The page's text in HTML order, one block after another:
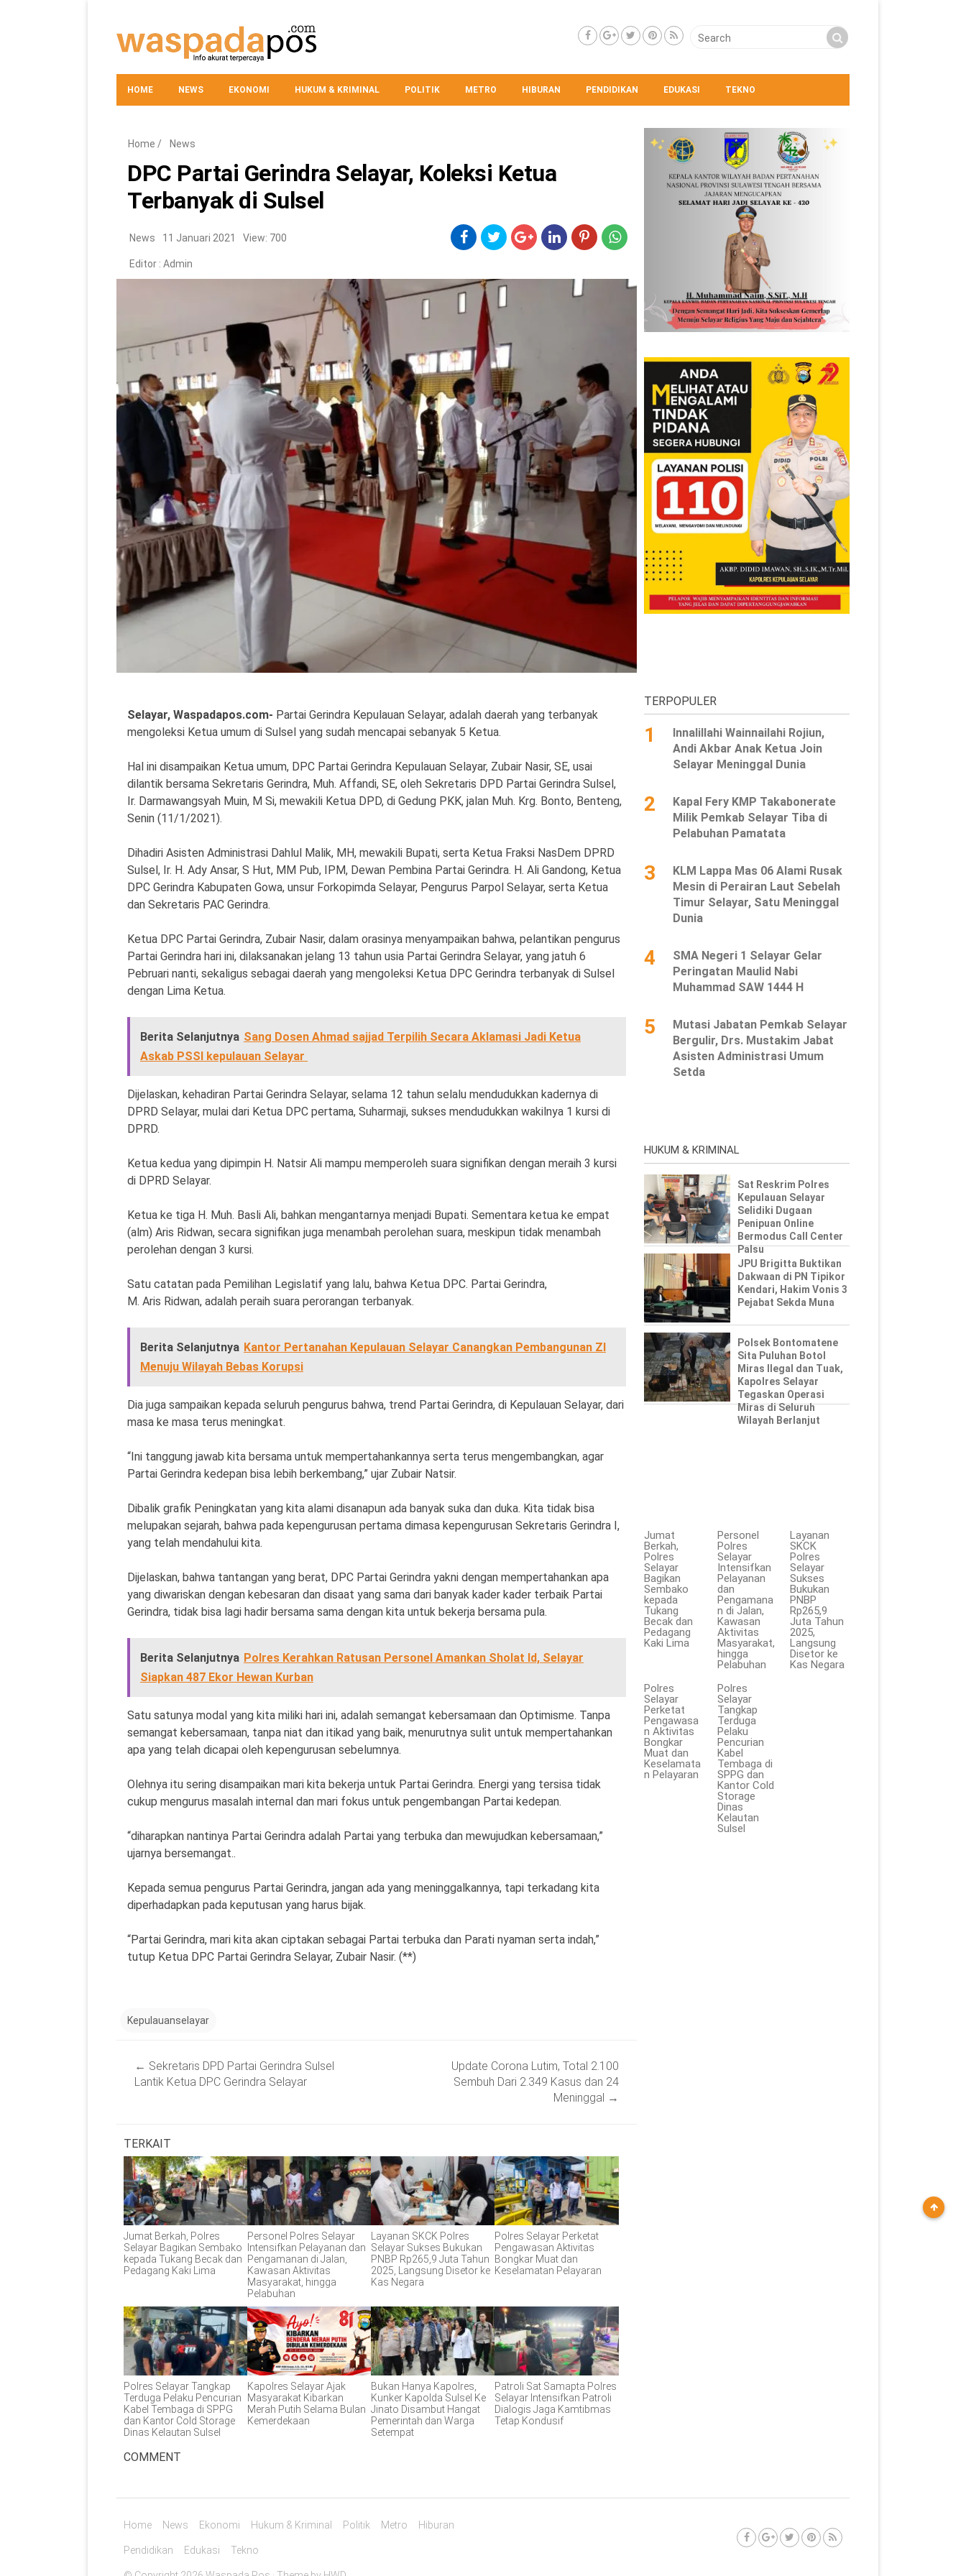
HOME NEWS EKONOMI HUKUM & KRIMINAL POLITIK METRO HIBURAN PENDIDIKAN EDUKASI TEKNO
Home / News
DPC Partai Gerindra Selayar, Koleksi Ketua
Terbanyak di Sulsel
News 11 Januari 2021 View: 700
Editor : Admin
Selayar, Waspadapos.com- Partai Gerindra Kepulauan Selayar, adalah daerah yang terbanyak
mengoleksi Ketua umum di Sulsel yang sudah mencapai sebanyak 5 Ketua.
Hal ini disampaikan Ketua umum, DPC Partai Gerindra Kepulauan Selayar, Zubair Nasir, SE, usai
dilantik bersama Sekretaris Gerindra, Muh. Affandi, SE, oleh Sekretaris DPD Partai Gerindra Sulsel,
Ir. Darmawangsyah Muin, M Si, mewakili Ketua DPD, di Gedung PKK, jalan Muh. Krg. Bonto, Benteng,
Senin (11/1/2021).
Dihadiri Asisten Administrasi Dahlul Malik, MH, mewakili Bupati, serta Ketua Fraksi NasDem DPRD
Sulsel, Ir. H. Ady Ansar, S Hut, MM Pub, IPM, Dewan Pembina Partai Gerindra. H. Ali Gandong, Ketua
DPC Gerindra Kabupaten Gowa, unsur Forkopimda Selayar, Pengurus Parpol Selayar, serta Ketua
dan Sekretaris PAC Gerindra.
Ketua DPC Partai Gerindra, Zubair Nasir, dalam orasinya menyampaikan bahwa, pelantikan pengurus
Partai Gerindra hari ini, dilaksanakan jelang 13 tahun usia Partai Gerindra Selayar, yang jatuh 6
Pebruari nanti, sekaligus sebagai daerah yang mengoleksi Ketua DPC Gerindra terbanyak di Sulsel
dengan Lima Ketua.
Berita Selanjutnya Sang Dosen Ahmad sajjad Terpilih Secara Aklamasi Jadi Ketua
Askab PSSI kepulauan Selayar
Dijelaskan, kehadiran Partai Gerindra Selayar, selama 12 tahun selalu mendudukkan kadernya di
DPRD Selayar, mulai dari Ketua DPC pertama, Suharmaji, sukses mendudukkan wakilnya 1 kursi di
DPRD.
Ketua kedua yang dipimpin H. Natsir Ali mampu memperoleh suara signifikan dengan meraih 3 kursi
di DPRD Selayar.
Ketua ke tiga H. Muh. Basli Ali, bahkan mengantarnya menjadi Bupati. Sementara ketua ke empat
(alm) Aris Ridwan, secara signifikan juga menambah perolehan suara, meskipun tidak menambah
perolehan dengan 3 kursi.
Satu catatan pada Pemilihan Legislatif yang lalu, bahwa Ketua DPC. Partai Gerindra,
M. Aris Ridwan, adalah peraih suara perorangan terbanyak.
Berita Selanjutnya Kantor Pertanahan Kepulauan Selayar Canangkan Pembangunan ZI
Menuju Wilayah Bebas Korupsi
Dia juga sampaikan kepada seluruh pengurus bahwa, trend Partai Gerindra, di Kepulauan Selayar, dari
masa ke masa terus meningkat.
“Ini tanggung jawab kita bersama untuk mempertahankannya serta terus mengembangkan, agar
Partai Gerindra kedepan bisa lebih berkembang,” ujar Zubair Natsir.
Dibalik grafik Peningkatan yang kita alami disanapun ada banyak suka dan duka. Kita tidak bisa
melupakan sejarah, bahwa pada kepengurusan pertama dimasa kepengurusan Sekretaris Gerindra I,
yang telah mendahului kita.
Dijelaskan, bahwa tantangan yang berat, DPC Partai Gerindra yakni dengan mempertahankan apa
yang diwariskan dengan kebesaran dan disaat yang sama dari banyak kader kader terbaik Partai
Gerindra, tidak bisa lagi hadir bersama sama dengan kita untuk bekerja bersama pula.
Berita Selanjutnya Polres Kerahkan Ratusan Personel Amankan Sholat Id, Selayar
Siapkan 487 Ekor Hewan Kurban
Satu satunya modal yang kita miliki hari ini, adalah semangat kebersamaan dan Optimisme. Tanpa
semangat kebersamaan, tanpa niat dan itikad yang baik, menurutnya sulit untuk mempertahankan
apa yang telah dicapai oleh kepengurusan sebelumnya.
Olehnya itu sering disampaikan mari kita bekerja untuk Partai Gerindra. Energi yang tersisa tidak
cukup mengurus masalah internal dan mari fokus untuk pengembangan Partai kedepan.
“diharapkan nantinya Partai Gerindra adalah Partai yang terbuka dan mewujudkan kebersamaan,”
ujarnya bersemangat..
Kepada semua pengurus Partai Gerindra, jangan ada yang meninggalkannya, tapi terkadang kita
diperhadapkan pada keputusan yang harus bijak.
“Partai Gerindra, mari kita akan ciptakan sebagai Partai terbuka dan Parati nyaman serta indah,”
tutup Ketua DPC Partai Gerindra Selayar, Zubair Nasir. (**)
Kepulauanselayar
navigation
← Sekretaris DPD Partai Gerindra Sulsel
Lantik Ketua DPC Gerindra Selayar
Update Corona Lutim, Total 2.100
Sembuh Dari 2.349 Kasus dan 24
Meninggal →
TERKAIT
Jumat Berkah, Polres
Selayar Bagikan Sembako
kepada Tukang Becak dan
Pedagang Kaki Lima
Personel Polres Selayar
Intensifkan Pelayanan dan
Pengamanan di Jalan,
Kawasan Aktivitas
Masyarakat, hingga
Pelabuhan
Layanan SKCK Polres
Selayar Sukses Bukukan
PNBP Rp265,9 Juta Tahun
2025, Langsung Disetor ke
Kas Negara
Polres Selayar Perketat
Pengawasan Aktivitas
Bongkar Muat dan
Keselamatan Pelayaran
Polres Selayar Tangkap
Terduga Pelaku Pencurian
Kabel Tembaga di SPPG
dan Kantor Cold Storage
Dinas Kelautan Sulsel
Kapolres Selayar Ajak
Masyarakat Kibarkan
Merah Putih Selama Bulan
Kemerdekaan
Bukan Hanya Kapolres,
Kunker Kapolda Sulsel Ke
Jinato Disambut Hangat
Pemerintah dan Warga
Setempat
Patroli Sat Samapta Polres
Selayar Intensifkan Patroli
Dialogis Jaga Kamtibmas
Tetap Kondusif
COMMENT
TERPOPULER
1
Innalillahi Wainnailahi Rojiun,
Andi Akbar Anak Ketua Join
Selayar Meninggal Dunia
2
Kapal Fery KMP Takabonerate
Milik Pemkab Selayar Tiba di
Pelabuhan Pamatata
3
KLM Lappa Mas 06 Alami Rusak
Mesin di Perairan Laut Sebelah
Timur Selayar, Satu Meninggal
Dunia
4
SMA Negeri 1 Selayar Gelar
Peringatan Maulid Nabi
Muhammad SAW 1444 H
5
Mutasi Jabatan Pemkab Selayar
Bergulir, Drs. Mustakim Jabat
Asisten Administrasi Umum
Setda
HUKUM & KRIMINAL
Sat Reskrim Polres
Kepulauan Selayar
Selidiki Dugaan
Penipuan Online
Bermodus Call Center
Palsu
JPU Brigitta Buktikan
Dakwaan di PN Tipikor
Kendari, Hakim Vonis 3
Pejabat Sekda Muna
Polsek Bontomatene
Sita Puluhan Botol
Miras Ilegal dan Tuak,
Kapolres Selayar
Tegaskan Operasi
Miras di Seluruh
Wilayah Berlanjut
Jumat
Berkah,
Polres
Selayar
Bagikan
Sembako
kepada
Tukang
Becak dan
Pedagang
Kaki Lima
Personel
Polres
Selayar
Intensifkan
Pelayanan
dan
Pengamana
n di Jalan,
Kawasan
Aktivitas
Masyarakat,
hingga
Pelabuhan
Layanan
SKCK
Polres
Selayar
Sukses
Bukukan
PNBP
Rp265,9
Juta Tahun
2025,
Langsung
Disetor ke
Kas Negara
Polres
Selayar
Perketat
Pengawasa
n Aktivitas
Bongkar
Muat dan
Keselamata
n Pelayaran
Polres
Selayar
Tangkap
Terduga
Pelaku
Pencurian
Kabel
Tembaga di
SPPG dan
Kantor Cold
Storage
Dinas
Kelautan
Sulsel
Home News Ekonomi Hukum & Kriminal Politik Metro Hiburan
Pendidikan Edukasi Tekno